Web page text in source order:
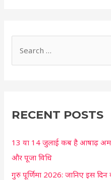
e
c
f
o
r
RECENT POSTS
13 या 14 जुलाई कब है आषाढ़
और पूजा विधि
गुरु पूर्णिमा 2026: जानिए इस